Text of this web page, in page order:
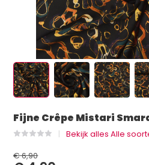
Fijne Crêpe Mistari
Bekijk alles Alle
€ 6,90